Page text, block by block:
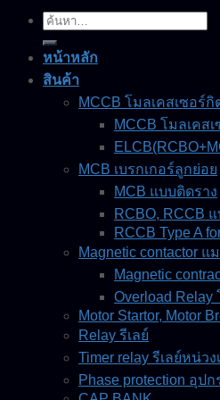
ค้นหา:
หน้าหลัก
สินค้า
MCCB โมลเคสเซอร์กิ
MCCB โมลเคส
MCB เบรกเกอร์ลูกย่อย
MCB แบบติดราง
RCBO, RCCB
RCCB Type A
Magnetic contactor
Magnetic
Overload Relay
Motor Startor, Motor
Relay รีเลย์
Timer relay รีเลย์หน่วง
Phase protection อุป